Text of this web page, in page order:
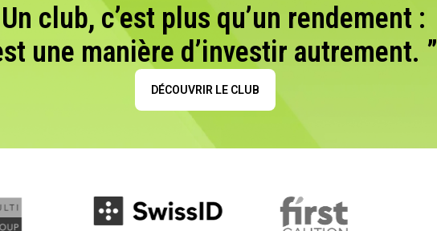
Un club, c’est plus qu’un rendement :
une manière d’investir autrement. ”
DÉCOUVRIR LE CLUB